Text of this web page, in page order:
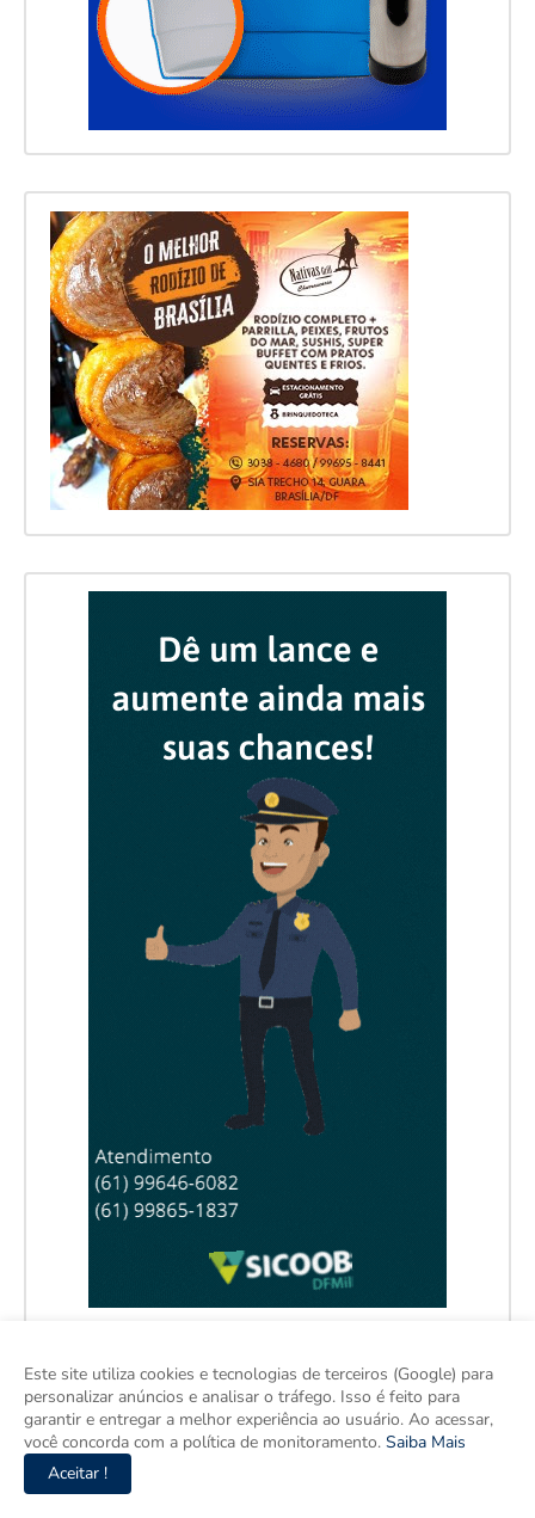
Este site utiliza cookies e tecnologias de terceiros (Google) para
personalizar anúncios e analisar o tráfego. Isso é feito para
garantir e entregar a melhor experiência ao usuário. Ao acessar,
você concorda com a política de monitoramento. Saiba Mais
Aceitar !